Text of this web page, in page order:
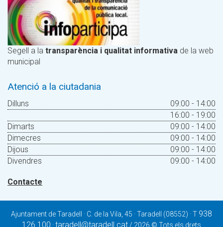
Segell a la transparència i qualitat informativa de la web
municipal
Atenció a la ciutadania
Dilluns
09:00 - 14:00
16:00 - 19:00
Dimarts
09:00 - 14:00
Dimecres
09:00 - 14:00
Dijous
09:00 - 14:00
Divendres
09:00 - 14:00
Contacte
Ajuntament de Taradell · C. de la Vila, 45 · Taradell (08552) · T 938
126 100 ·taradell@taradell.cat / 2026 © Tots els drets